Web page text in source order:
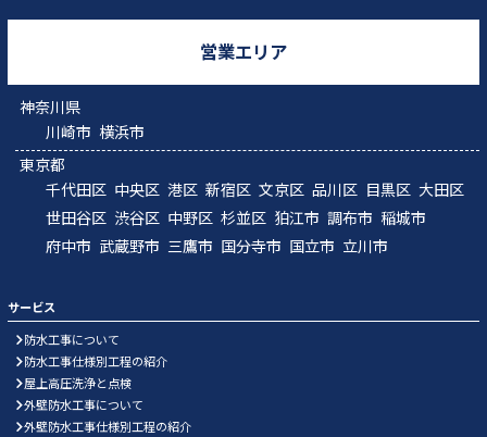
営業エリア
神奈川県
川崎市 横浜市
東京都
千代田区 中央区 港区 新宿区 文京区 品川区 目黒区 大田区
世田谷区 渋谷区 中野区 杉並区 狛江市 調布市 稲城市
府中市 武蔵野市 三鷹市 国分寺市 国立市 立川市
サービス
防水工事について
防水工事仕様別工程の紹介
屋上高圧洗浄と点検
外壁防水工事について
外壁防水工事仕様別工程の紹介